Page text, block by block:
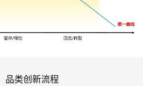
品类创新流程